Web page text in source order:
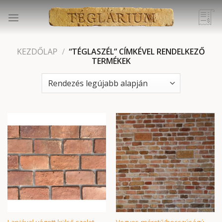
Skip
content
KEZDŐLAP / “TÉGLASZÉL” CÍMKÉVEL RENDELKEZŐ
TERMÉKEK